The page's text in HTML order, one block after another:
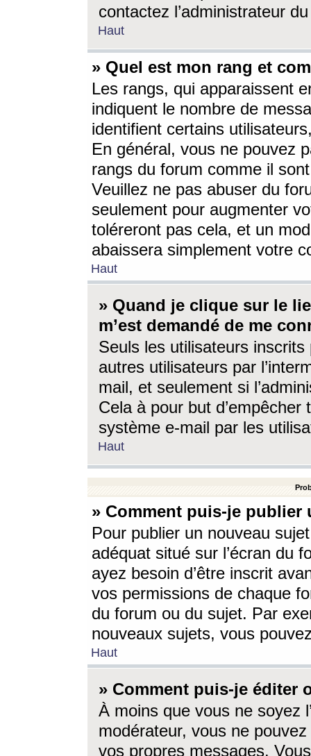
contactez l’administrateur
Haut
» Quel est mon rang et
Les rangs, qui apparaissent
indiquent le nombre de
identifient certains
En général, vous ne pouvez
rangs du forum comme il
Veuillez ne pas abuser du
seulement pour augmenter
toléreront pas cela, et un
abaissera simplement votre
Haut
» Quand je clique sur le
m’est demandé de me
Seuls les utilisateurs
autres utilisateurs par
mail, et seulement si
Cela à pour but
système e-mail par les
Haut
» Comment puis-je
Pour publier un nouveau
adéquat situé sur l’écran du
ayez besoin d’être inscrit
vos permissions de chaque
du forum ou du sujet. Par
nouveaux sujets, vous
Haut
» Comment puis-je éditer
À moins que vous ne soyez
modérateur, vous ne
vos propres messages.